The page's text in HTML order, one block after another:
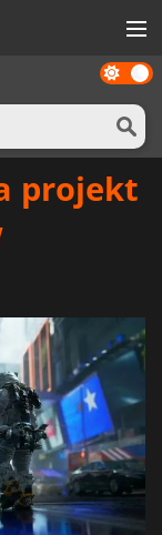
Dark
mode
projekt